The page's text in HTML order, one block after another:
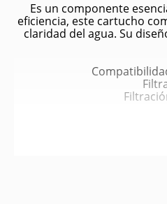
Es un componente
eficiencia, este cartucho
claridad del agua. Su